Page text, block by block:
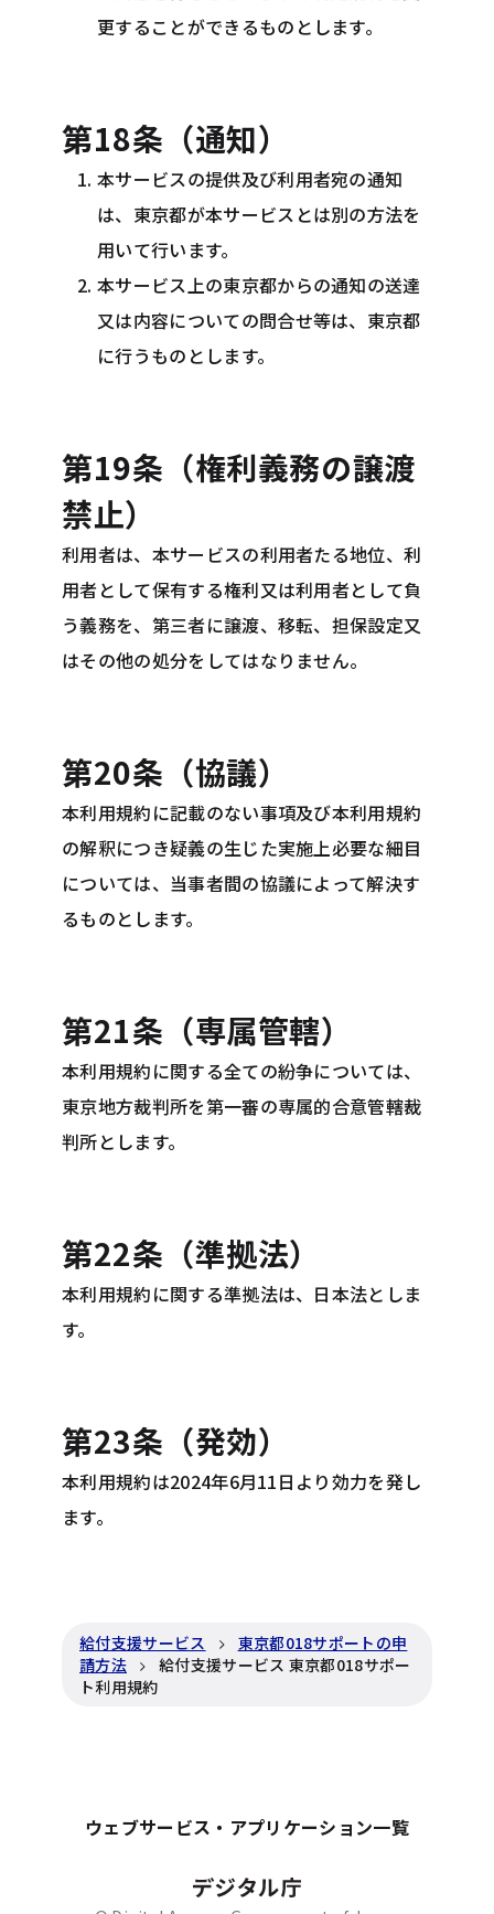
更することができるものとします。
第18条（通知）
本サービスの提供及び利用者宛の通知
は、東京都が本サービスとは別の方法を
用いて行います。
本サービス上の東京都からの通知の送達
又は内容についての問合せ等は、東京都
に行うものとします。
第19条（権利義務の譲渡
禁止）
利用者は、本サービスの利用者たる地位、利
用者として保有する権利又は利用者として負
う義務を、第三者に譲渡、移転、担保設定又
はその他の処分をしてはなりません。
第20条（協議）
本利用規約に記載のない事項及び本利用規約
の解釈につき疑義の生じた実施上必要な細目
については、当事者間の協議によって解決す
るものとします。
第21条（専属管轄）
本利用規約に関する全ての紛争については、
東京地方裁判所を第一審の専属的合意管轄裁
判所とします。
第22条（準拠法）
本利用規約に関する準拠法は、日本法としま
す。
第23条（発効）
本利用規約は2024年6月11日より効力を発し
ます。
給付支援サービス
東京都018サポートの申
請方法
給付支援サービス 東京都018サポー
ト利用規約
ウェブサービス・アプリケーション一覧